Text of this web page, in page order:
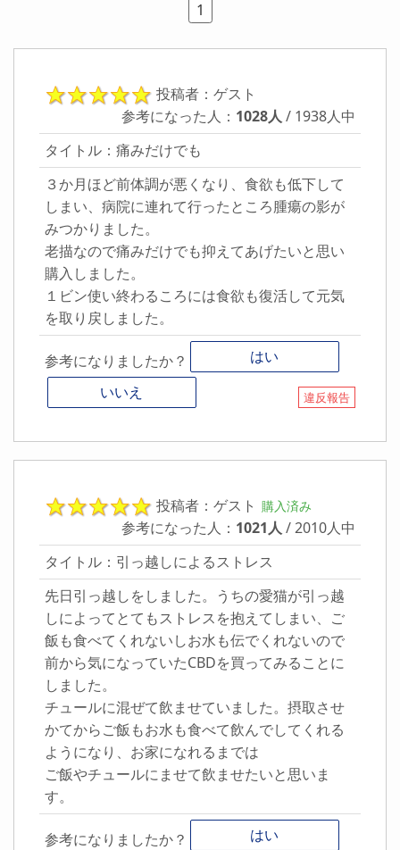
1
投稿者：ゲスト
参考になった人： 1028人 / 1938人中
タイトル：痛みだけでも
３か月ほど前体調が悪くなり、食欲も低下して
しまい、病院に連れて行ったところ腫瘍の影が
みつかりました。
老描なので痛みだけでも抑えてあげたいと思い
購入しました。
１ビン使い終わるころには食欲も復活して元気
を取り戻しました。
参考になりましたか？
はい
いいえ
違反報告
投稿者：ゲスト 購入済み
参考になった人： 1021人 / 2010人中
タイトル：引っ越しによるストレス
先日引っ越しをしました。うちの愛猫が引っ越
しによってとてもストレスを抱えてしまい、ご
飯も食べてくれないしお水も伝でくれないので
前から気になっていたCBDを買ってみることに
しました。
チュールに混ぜて飲ませていました。摂取させ
かてからご飯もお水も食べて飲んでしてくれる
ようになり、お家になれるまでは
ご飯やチュールにませて飲ませたいと思いま
す。
参考になりましたか？
はい